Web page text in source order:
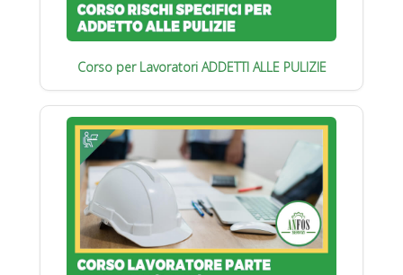
Corso per Lavoratori ADDETTI ALLE PULIZIE